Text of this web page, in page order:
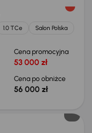
1.0 TCe
Salon Polska
Cena promocyjna
53 000 zł
Cena po obniżce
56 000 zł